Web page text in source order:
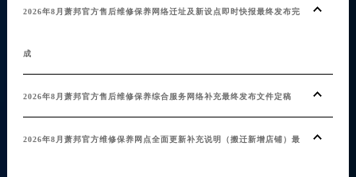
2026年8月萧邦官方售后维修保养网络迁址及新设点即时快报最终发布完
成
2026年8月萧邦官方售后维修保养综合服务网络补充最终发布文件定稿
2026年8月萧邦官方维修保养网点全面更新补充说明（搬迁新增店铺）最